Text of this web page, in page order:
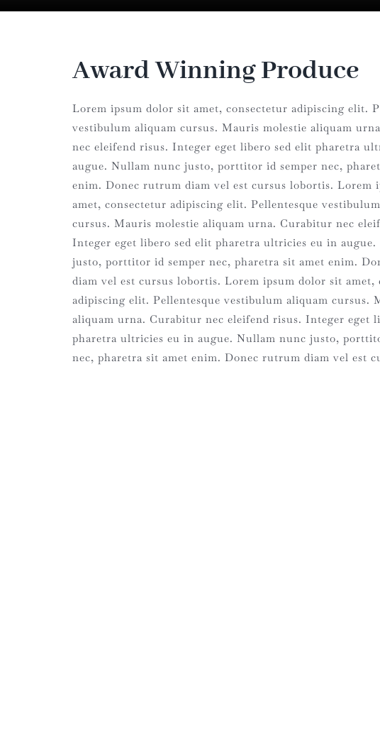
Award Winning Produce
Lorem ipsum dolor sit amet, consectetur adipiscing elit.
vestibulum aliquam cursus. Mauris molestie aliquam
nec eleifend risus. Integer eget libero sed elit pharetra
augue. Nullam nunc justo, porttitor id semper nec,
enim. Donec rutrum diam vel est cursus lobortis. Lorem
amet, consectetur adipiscing elit. Pellentesque
cursus. Mauris molestie aliquam urna. Curabitur nec
Integer eget libero sed elit pharetra ultricies eu in
justo, porttitor id semper nec, pharetra sit amet enim.
diam vel est cursus lobortis. Lorem ipsum dolor sit amet,
adipiscing elit. Pellentesque vestibulum aliquam cursus.
aliquam urna. Curabitur nec eleifend risus. Integer eget
pharetra ultricies eu in augue. Nullam nunc justo,
nec, pharetra sit amet enim. Donec rutrum diam vel est